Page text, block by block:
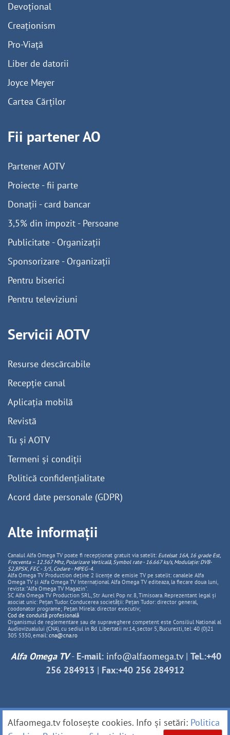
Devoțional
Creaționism
Pro-Viață
Liber de datorii
Joyce Meyer
Cartea Cărților
Fii partener AO
Partener AOTV
Proiecte - fii parte
Donații - card bancar
3,5% din impozit - Persoane
Publicitate - Organizații
Sponsorizare - Organizații
Pentru biserici
Pentru televiziuni
Servicii AOTV
Resurse descărcabile
Recepție canal
Aplicația mobilă
Revistă
Tu și AOTV
Termeni și condiții
Politică confidențialitate
Acord date personale (GDPR)
Alte informații
Canalul Alfa Omega TV poate fi recepționat gratuit via satelit: Eutelsat 16A, 16 grade Est,
Frecventa – 12.567 Mhz, PolarizareVerticală, Symbol rate - 16.667 ks/s, Modulație: DVB-
S2,8PSK, FEC - 3/5, Codare - MPEG-4.
Alfa Omega TV Production deține 2 licențe de emisie TV pe satelit: canalele Alfa
Omega TV și Alfa Omega TV Internațional. Alfa Omega TV editeaza, la fiecare doua luni,
revista: "Alfa Omega TV Magazin".
SC Alfa Omega TV Production SRL, Str Aurel Pop nr. 8, Timisoara. Reprezentant legal și
asociat unic: Pețan Tudor. Conducerea societății: Pețan Tudor: director general,
coodonator programe; Pețan Mirela: director executiv;
Cod de conduită profesională
Organismul de reglementare sau de supraveghere competent este Consiliul National al
Audiovizualului (CNA), cu sediul in Bd. Libertatii nr.14, sector 5, Bucuresti, tel: 40 (0)21
305 5350, email: cna@cna.ro
Alfa Omega TV- E-mail: info@alfaomega.tv| Tel.:+40
256 284913 | Fax:+40 256 284912
Alfaomega.tv folosește cookies. Info și setări: Politica